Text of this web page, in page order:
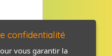
confidentialité
vous garantir la